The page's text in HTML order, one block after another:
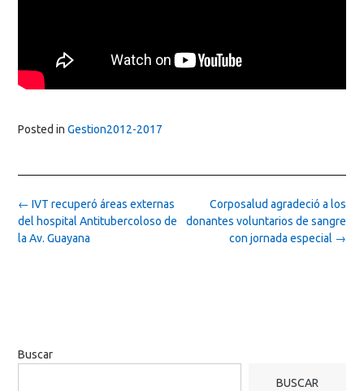
Posted in Gestion2012-2017
Post
navigation
Corposalud agradeció a los
donantes voluntarios de sangre
con jornada especial →
← IVT recuperó áreas externas
del hospital Antitubercoloso de
la Av. Guayana
Buscar
BUSCAR